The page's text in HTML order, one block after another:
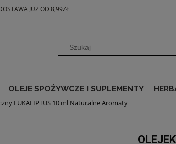
OLEJE SPOŻYWCZE I SUPLEMENTY
EUKALIPTUS 10 ml Naturalne Aromaty
JUZ OD 8,99ZŁ